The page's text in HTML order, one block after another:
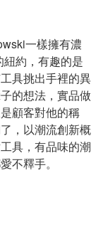
一樣擁有濃
約，有趣的是
具挑出手裡的異
的想法，實品做
顧客對他的稱
，以潮流創新概
具，有品味的潮
不釋手。